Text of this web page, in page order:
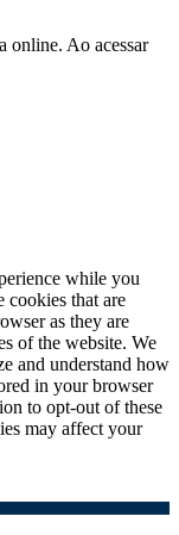
online. Ao acessar
while you
cookies that are
as they are
of the website. We
and understand how
in your browser
to opt-out of these
may affect your